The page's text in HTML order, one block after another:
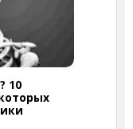
10